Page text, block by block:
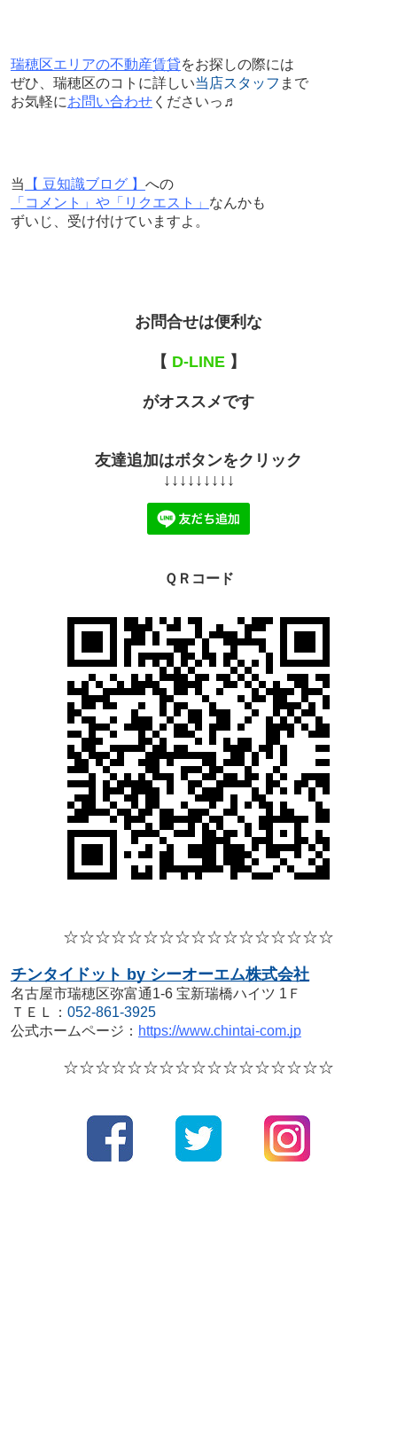
瑞穂区エリアの不動産賃貸をお探しの際には
ぜひ、瑞穂区のコトに詳しい当店スタッフ まで
お気軽にお問い合わせくださいっ♬
当 【 豆知識ブログ 】 への
「コメント」や「リクエスト」 なんかも
ずいじ、受け付けていますよ。
お問合せは便利な
【 D-LINE 】
がオススメです
友達追加はボタンをクリック
↓↓↓↓↓↓↓↓↓
ＱＲコード
☆☆☆☆☆☆☆☆☆☆☆☆☆☆☆☆☆
チンタイドット by シーオーエム株式会社
名古屋市瑞穂区弥富通1-6 宝新瑞橋ハイツ 1Ｆ
ＴＥＬ： 052-861-3925
公式ホームページ： https://www.chintai-com.jp
☆☆☆☆☆☆☆☆☆☆☆☆☆☆☆☆☆